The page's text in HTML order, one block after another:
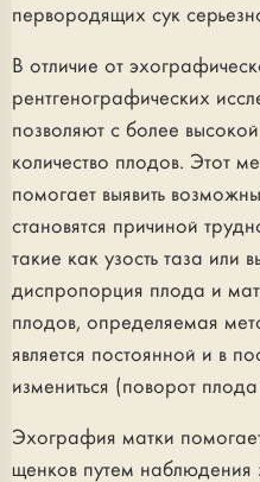
первородящих сук
В отличие от
рентгенографических
позволяют с более
количество плодов. Этот
помогает выявить
становятся причиной
такие как узость таза или
диспропорция плода и
плодов, определяемая
является постоянной и в
измениться (поворот
Эхография матки
щенков путем наблюдения